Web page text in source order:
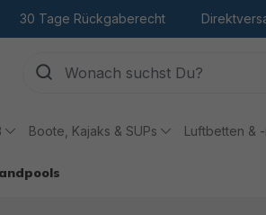
30 Tage Rückgaberecht
Boote, Kajaks & SUPs Luftbetten &